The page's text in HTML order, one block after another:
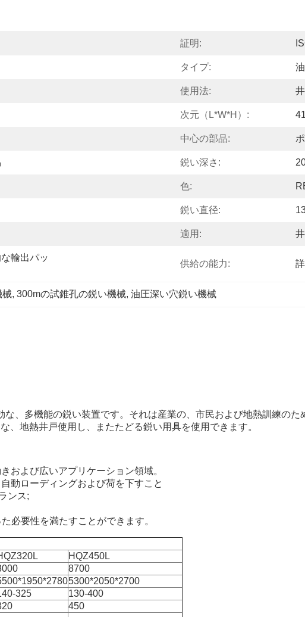
証明:
タイプ:
使用法:
次元（l*w*h）:
中心の部品:
鋭い深さ:
色:
鋭い直径:
適用:
輸出パッ
供給の能力:
械, 300mの試錐孔の鋭い機械, 油圧深い穴鋭い機械
、多機能の鋭い装置です。それは産業の、市民および地熱訓練の
、地熱井戸使用し、またたどる鋭い用具を使用できます。
および広いアプリケーション領域。
動ローディングおよび荷を下すこと
ンス;
必要性を満たすことができます。
HQZ450L
8700
5300*2050*2700
325
130-400
450